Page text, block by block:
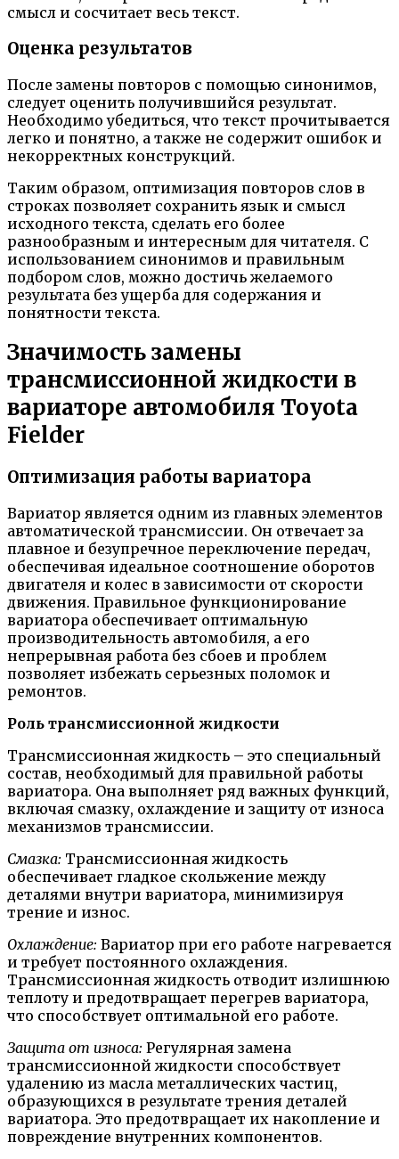
смысл и сосчитает весь текст.
Оценка результатов
После замены повторов с помощью синонимов,
следует оценить получившийся результат.
Необходимо убедиться, что текст прочитывается
легко и понятно, а также не содержит ошибок и
некорректных конструкций.
Таким образом, оптимизация повторов слов в
строках позволяет сохранить язык и смысл
исходного текста, сделать его более
разнообразным и интересным для читателя. С
использованием синонимов и правильным
подбором слов, можно достичь желаемого
результата без ущерба для содержания и
понятности текста.
Значимость замены
трансмиссионной жидкости в
вариаторе автомобиля Toyota
Fielder
Оптимизация работы вариатора
Вариатор является одним из главных элементов
автоматической трансмиссии. Он отвечает за
плавное и безупречное переключение передач,
обеспечивая идеальное соотношение оборотов
двигателя и колес в зависимости от скорости
движения. Правильное функционирование
вариатора обеспечивает оптимальную
производительность автомобиля, а его
непрерывная работа без сбоев и проблем
позволяет избежать серьезных поломок и
ремонтов.
Роль трансмиссионной жидкости
Трансмиссионная жидкость – это специальный
состав, необходимый для правильной работы
вариатора. Она выполняет ряд важных функций,
включая смазку, охлаждение и защиту от износа
механизмов трансмиссии.
Смазка: Трансмиссионная жидкость
обеспечивает гладкое скольжение между
деталями внутри вариатора, минимизируя
трение и износ.
Охлаждение: Вариатор при его работе нагревается
и требует постоянного охлаждения.
Трансмиссионная жидкость отводит излишнюю
теплоту и предотвращает перегрев вариатора,
что способствует оптимальной его работе.
Защита от износа: Регулярная замена
трансмиссионной жидкости способствует
удалению из масла металлических частиц,
образующихся в результате трения деталей
вариатора. Это предотвращает их накопление и
повреждение внутренних компонентов.